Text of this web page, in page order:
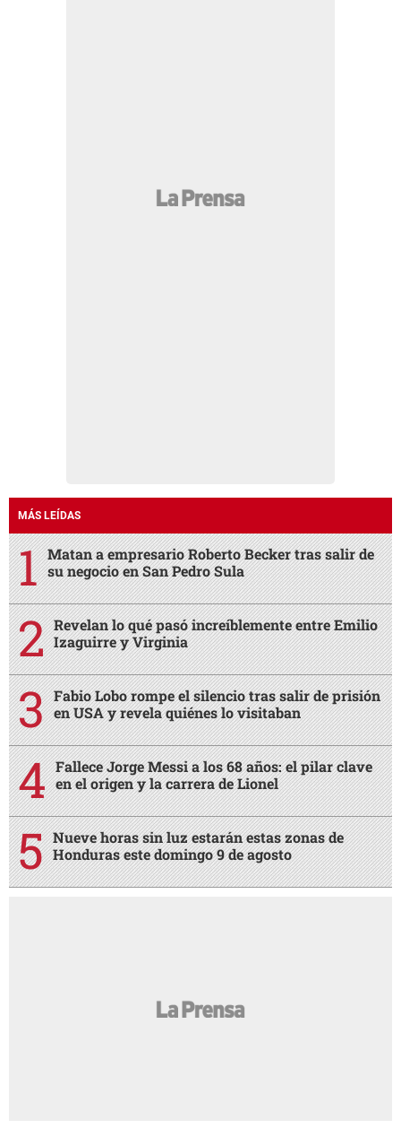
MÁS LEÍDAS
Matan a empresario Roberto Becker tras salir de
su negocio en San Pedro Sula
Revelan lo qué pasó increíblemente entre Emilio
Izaguirre y Virginia
Fabio Lobo rompe el silencio tras salir de prisión
en USA y revela quiénes lo visitaban
Fallece Jorge Messi a los 68 años: el pilar clave
en el origen y la carrera de Lionel
Nueve horas sin luz estarán estas zonas de
Honduras este domingo 9 de agosto